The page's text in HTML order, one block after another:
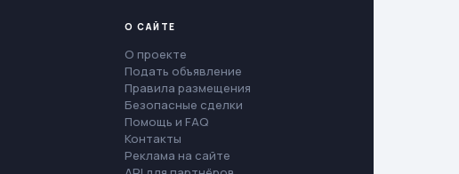
О САЙТЕ
О проекте
Подать объявление
Правила размещения
Безопасные сделки
Помощь и FAQ
Контакты
Реклама на сайте